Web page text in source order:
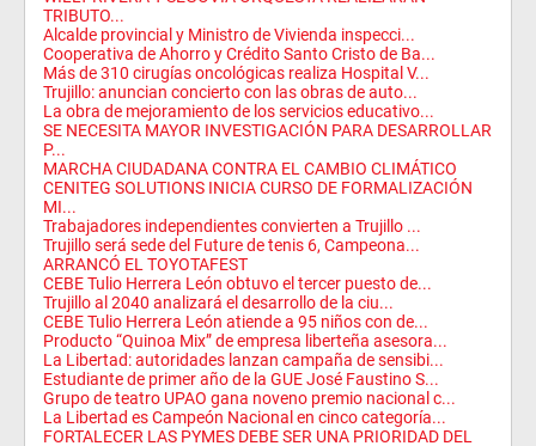
TRIBUTO...
Alcalde provincial y Ministro de Vivienda inspecci...
Cooperativa de Ahorro y Crédito Santo Cristo de Ba...
Más de 310 cirugías oncológicas realiza Hospital V...
Trujillo: anuncian concierto con las obras de auto...
La obra de mejoramiento de los servicios educativo...
SE NECESITA MAYOR INVESTIGACIÓN PARA DESARROLLAR
P...
MARCHA CIUDADANA CONTRA EL CAMBIO CLIMÁTICO
CENITEG SOLUTIONS INICIA CURSO DE FORMALIZACIÓN
MI...
Trabajadores independientes convierten a Trujillo ...
Trujillo será sede del Future de tenis 6, Campeona...
ARRANCÓ EL TOYOTAFEST
CEBE Tulio Herrera León obtuvo el tercer puesto de...
Trujillo al 2040 analizará el desarrollo de la ciu...
CEBE Tulio Herrera León atiende a 95 niños con de...
Producto “Quinoa Mix” de empresa liberteña asesora...
La Libertad: autoridades lanzan campaña de sensibi...
Estudiante de primer año de la GUE José Faustino S...
Grupo de teatro UPAO gana noveno premio nacional c...
La Libertad es Campeón Nacional en cinco categoría...
FORTALECER LAS PYMES DEBE SER UNA PRIORIDAD DEL